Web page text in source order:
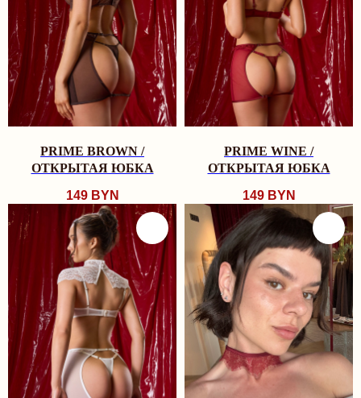
PRIME BROWN /
ОТКРЫТАЯ ЮБКА
149 BYN
PRIME WINE /
ОТКРЫТАЯ ЮБКА
149 BYN